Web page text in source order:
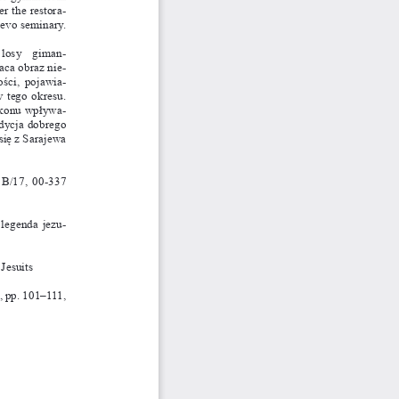
the restora-
seminary.
losy  giman-
obraz nie-
pojawia-
tego okresu.
wpływa-
dobrego
z Sarajewa
17, 00-337
jezu-
101–111,